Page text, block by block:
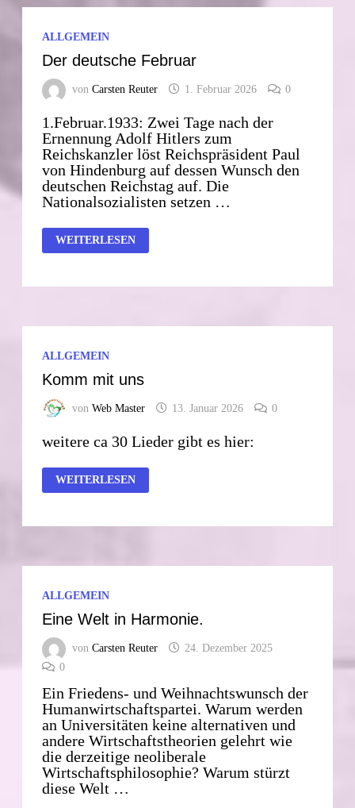
ALLGEMEIN
Der deutsche Februar
vonCarsten Reuter 1. Februar 2026 0
1.Februar.1933: Zwei Tage nach der
Ernennung Adolf Hitlers zum
Reichskanzler löst Reichspräsident Paul
von Hindenburg auf dessen Wunsch den
deutschen Reichstag auf. Die
Nationalsozialisten setzen …
DER
DEUTSCHE
WEITERLESEN
ALLGEMEIN
Komm mit uns
vonWeb Master 13. Januar 2026 0
weitere ca 30 Lieder gibt es hier:
KOMM
MIT
WEITERLESEN
ALLGEMEIN
Eine Welt in Harmonie.
vonCarsten Reuter
24. Dezember 2025
0
Ein Friedens- und Weihnachtswunsch der
Humanwirtschaftspartei. Warum werden
an Universitäten keine alternativen und
andere Wirtschaftstheorien gelehrt wie
die derzeitige neoliberale
Wirtschaftsphilosophie? Warum stürzt
diese Welt …